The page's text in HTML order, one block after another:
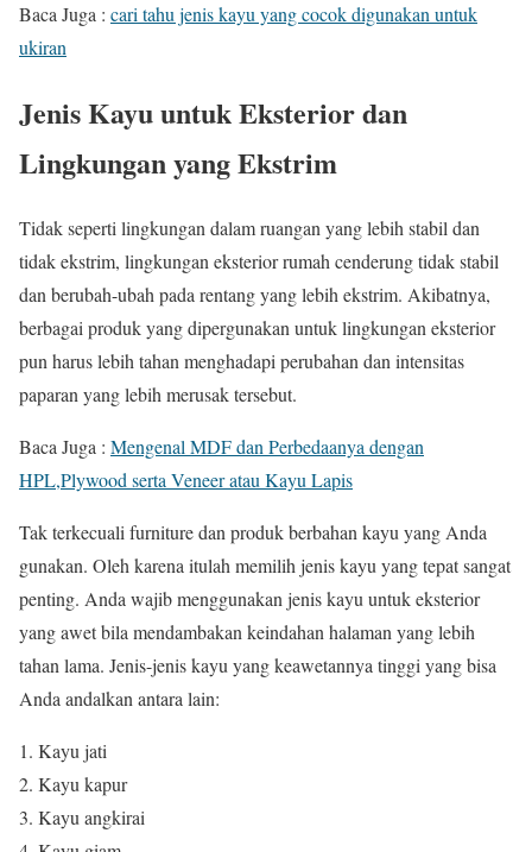
Baca Juga : cari tahu jenis kayu yang cocok digunakan untuk
ukiran
Jenis Kayu untuk Eksterior dan
Lingkungan yang Ekstrim
Tidak seperti lingkungan dalam ruangan yang lebih stabil dan
tidak ekstrim, lingkungan eksterior rumah cenderung tidak stabil
dan berubah-ubah pada rentang yang lebih ekstrim. Akibatnya,
berbagai produk yang dipergunakan untuk lingkungan eksterior
pun harus lebih tahan menghadapi perubahan dan intensitas
paparan yang lebih merusak tersebut.
Baca Juga : Mengenal MDF dan Perbedaanya dengan
HPL,Plywood serta Veneer atau Kayu Lapis
Tak terkecuali furniture dan produk berbahan kayu yang Anda
gunakan. Oleh karena itulah memilih jenis kayu yang tepat sangat
penting. Anda wajib menggunakan jenis kayu untuk eksterior
yang awet bila mendambakan keindahan halaman yang lebih
tahan lama. Jenis-jenis kayu yang keawetannya tinggi yang bisa
Anda andalkan antara lain:
Kayu jati
Kayu kapur
Kayu angkirai